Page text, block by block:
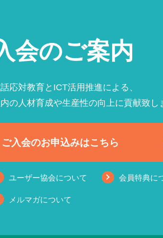
会のご案内
応対教育とICT活用推進による、
の人材育成や生産性の向上に貢献致し
ご入会のお申込みはこちら
ユーザー協会について 会員特典に
メルマガについて